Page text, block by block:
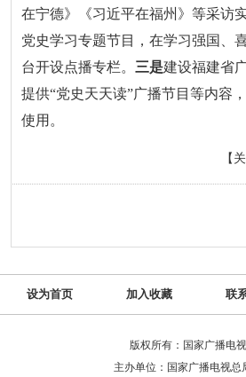
在宁德》《习近平在福州》等采访
党史学习专题节目，在学习强国、
台开设点播专栏。 三是建设福建省
提供“党史天天读”广播节目等内容
使用。
【
设为首页 加入收藏 联
版权所有：国家广播电
主办单位：国家广播电视总